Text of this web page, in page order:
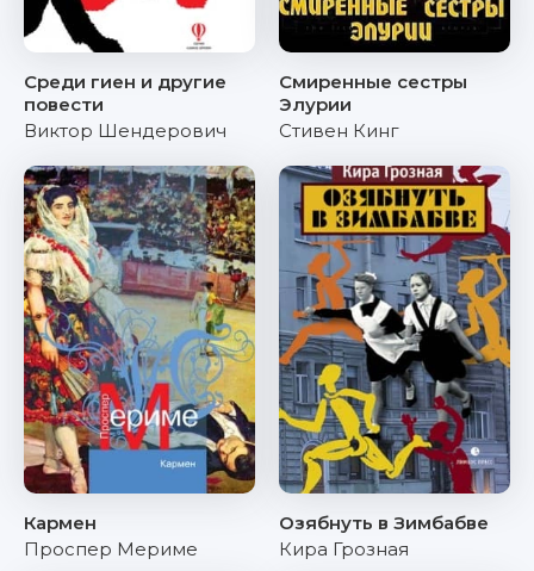
Среди гиен и другие
повести
Виктор Шендерович
Смиренные сестры
Элурии
Стивен Кинг
Кармен
Проспер Мериме
Озябнуть в Зимбабве
Кира Грозная